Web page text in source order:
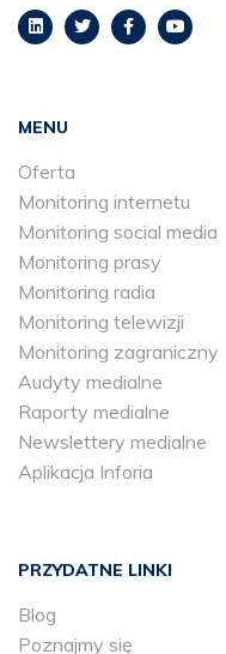
MENU
Oferta
Monitoring internetu
Monitoring social media
Monitoring prasy
Monitoring radia
Monitoring telewizji
Monitoring zagraniczny
Audyty medialne
Raporty medialne
Newslettery medialne
Aplikacja Inforia
PRZYDATNE LINKI
Blog
Poznajmy się